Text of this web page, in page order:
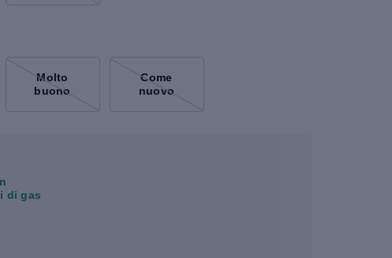
Molto
buono
Come
nuovo
di gas